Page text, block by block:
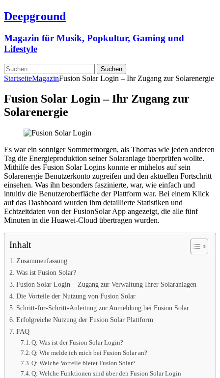
Deepground
Magazin für Musik, Popkultur, Gaming und
Lifestyle
Suchen
nach:
StartseiteMagazinFusion Solar Login – Ihr Zugang zur Solarenergie
Fusion Solar Login – Ihr Zugang zur
Solarenergie
Es war ein sonniger Sommermorgen, als Thomas wie jeden anderen
Tag die Energieproduktion seiner Solaranlage überprüfen wollte.
Mithilfe des Fusion Solar Logins konnte er mühelos auf sein
Solarenergie Benutzerkonto zugreifen und den aktuellen Fortschritt
einsehen. Was ihn besonders faszinierte, war, wie einfach und
intuitiv die Benutzeroberfläche der Plattform war. Bei einem Klick
auf das Dashboard wurden ihm detaillierte Statistiken und
Echtzeitdaten von der FusionSolar App angezeigt, die alle fünf
Minuten in die Huawei-Cloud übertragen wurden.
Inhalt
Zusammenfassung
Was ist Fusion Solar?
Fusion Solar Login – Zugang zur Verwaltung Ihrer Solaranlagen
Die Vorteile der Nutzung von Fusion Solar
Schritt-für-Schritt-Anleitung zur Anmeldung bei Fusion Solar
Erfolgreiche Nutzung der Fusion Solar Plattform
FAQ
Q: Was ist der Fusion Solar Login?
Q: Wie melde ich mich bei Fusion Solar an?
Q: Welche Vorteile bietet Fusion Solar?
Q: Welche Funktionen sind über den Fusion Solar Login